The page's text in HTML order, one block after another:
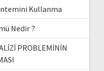
Kullanma
Nedir ?
PROBLEMİNİN